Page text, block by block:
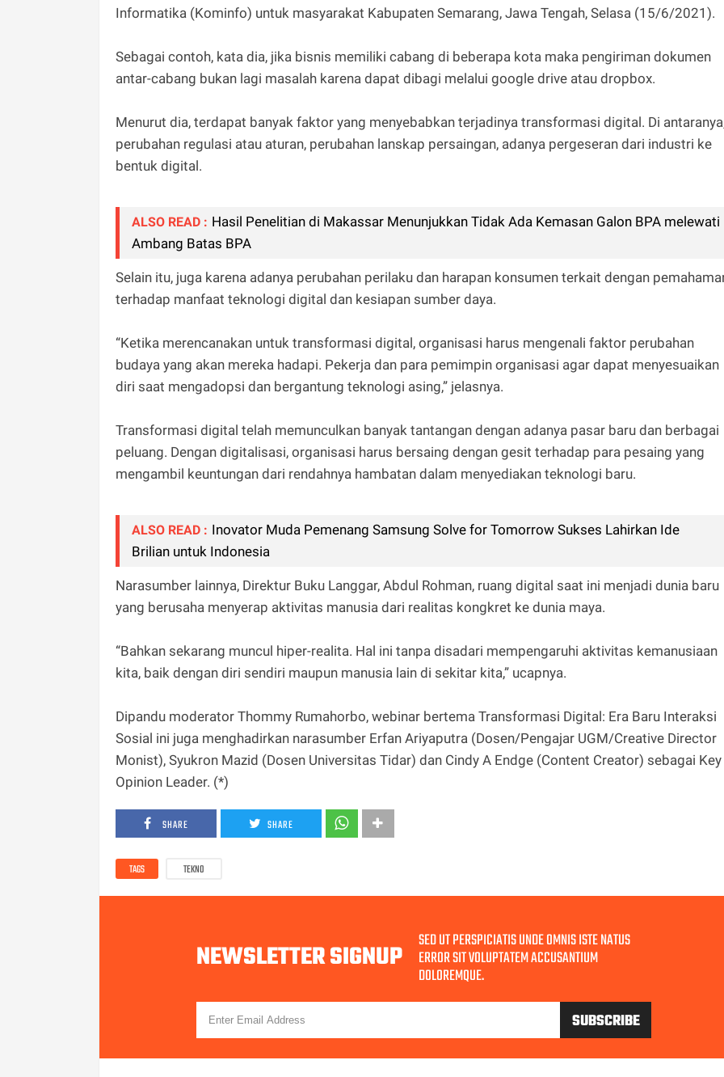
Informatika (Kominfo) untuk masyarakat Kabupaten Semarang, Jawa Tengah, Selasa (15/6/2021).
Sebagai contoh, kata dia, jika bisnis memiliki cabang di beberapa kota maka pengiriman dokumen
antar-cabang bukan lagi masalah karena dapat dibagi melalui google drive atau dropbox.
Menurut dia, terdapat banyak faktor yang menyebabkan terjadinya transformasi digital. Di
perubahan regulasi atau aturan, perubahan lanskap persaingan, adanya pergeseran dari industri ke
bentuk digital.
ALSO READ : Hasil Penelitian di Makassar Menunjukkan Tidak Ada Kemasan Galon BPA melewati
Ambang Batas BPA
Selain itu, juga karena adanya perubahan perilaku dan harapan konsumen terkait dengan
terhadap manfaat teknologi digital dan kesiapan sumber daya.
“Ketika merencanakan untuk transformasi digital, organisasi harus mengenali faktor perubahan
budaya yang akan mereka hadapi. Pekerja dan para pemimpin organisasi agar dapat menyesuaikan
diri saat mengadopsi dan bergantung teknologi asing,” jelasnya.
Transformasi digital telah memunculkan banyak tantangan dengan adanya pasar baru dan berbagai
peluang. Dengan digitalisasi, organisasi harus bersaing dengan gesit terhadap para pesaing yang
mengambil keuntungan dari rendahnya hambatan dalam menyediakan teknologi baru.
ALSO READ : Inovator Muda Pemenang Samsung Solve for Tomorrow Sukses Lahirkan Ide
Brilian untuk Indonesia
Narasumber lainnya, Direktur Buku Langgar, Abdul Rohman, ruang digital saat ini menjadi dunia baru
yang berusaha menyerap aktivitas manusia dari realitas kongkret ke dunia maya.
“Bahkan sekarang muncul hiper-realita. Hal ini tanpa disadari mempengaruhi aktivitas kemanusiaan
kita, baik dengan diri sendiri maupun manusia lain di sekitar kita,” ucapnya.
Dipandu moderator Thommy Rumahorbo, webinar bertema Transformasi Digital: Era Baru Interaksi
Sosial ini juga menghadirkan narasumber Erfan Ariyaputra (Dosen/Pengajar UGM/Creative Director
Monist), Syukron Mazid (Dosen Universitas Tidar) dan Cindy A Endge (Content Creator) sebagai Key
Opinion Leader. (*)
SHARE SHARE
TAGS TEKNO
NEWSLETTER SIGNUP SED UT PERSPICIATIS UNDE OMNIS ISTE NATUS
ERROR SIT VOLUPTATEM ACCUSANTIUM
DOLOREMQUE.